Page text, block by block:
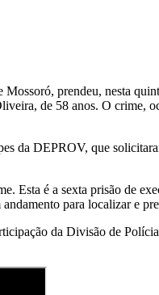
prendeu, nesta
de 58 anos. O crime,
da DEPROV, que
Esta é a sexta prisão de
para localizar e
da Divisão de